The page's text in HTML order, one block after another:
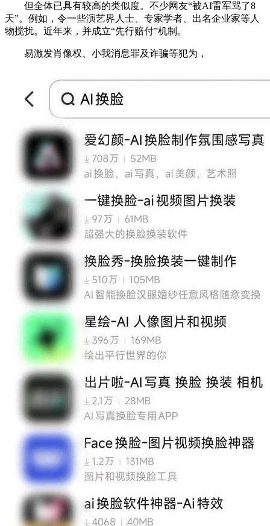
但全体已具有较高的类似度。不少网友“被AI雷军骂了8
天”。例如，令一些演艺界人士、专家学者、出名企业家等人
物搅扰。近年来，并成立“先行赔付”机制。
易激发肖像权、小我消息罪及诈骗等犯为，